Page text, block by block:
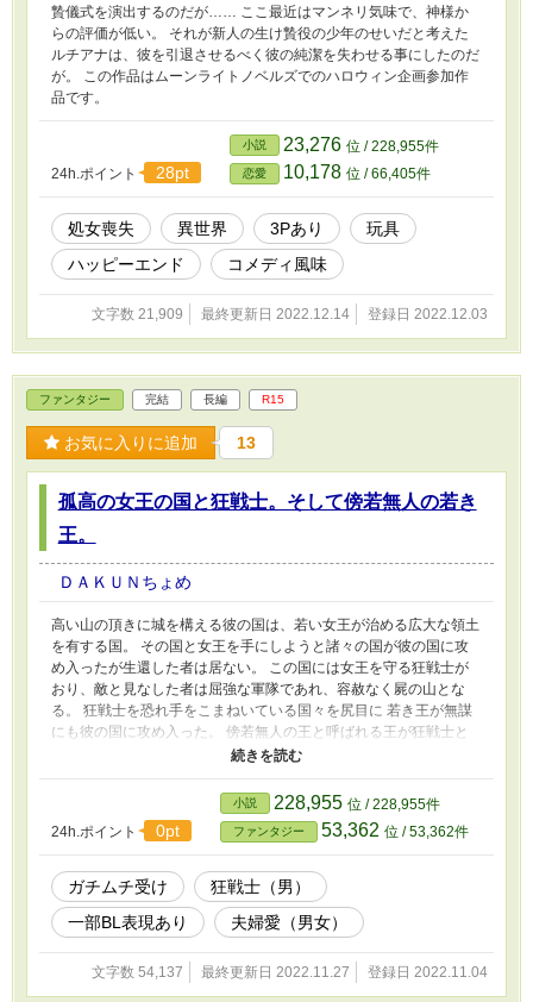
贄儀式を演出するのだが…… ここ最近はマンネリ気味で、神様か
らの評価が低い。 それが新人の生け贄役の少年のせいだと考えた
ルチアナは、彼を引退させるべく彼の純潔を失わせる事にしたのだ
が。 この作品はムーンライトノベルズでのハロウィン企画参加作
品です。
24h.ポイント 28pt
小説 23,276 位 / 228,955件
恋愛 10,178 位 / 66,405件
処女喪失 異世界 3Pあり
玩具
ハッピーエンド
コメディ風味
文字数 21,909 最終更新日 2022.12.14 登録日 2022.12.03
ファンタジー 完結 長編 R15
お気に入りに追加 13
孤高の女王の国と狂戦士。そして傍若無人の若き
王。
ＤＡＫＵＮちょめ
高い山の頂きに城を構える彼の国は、若い女王が治める広大な領土
を有する国。 その国と女王を手にしようと諸々の国が彼の国に攻
め入ったが生還した者は居ない。 この国には女王を守る狂戦士が
おり、敵と見なした者は屈強な軍隊であれ、容赦なく屍の山とな
る。 狂戦士を恐れ手をこまねいている国々を尻目に 若き王が無謀
にも彼の国に攻め入った。 傍若無人の王と呼ばれる王が狂戦士と
相対した時、王を殺そうとする狂戦士の姿に死の恐怖を凌駕する感
情が芽生え…？
24h.ポイント 0pt
小説 228,955 位 / 228,955件
ファンタジー 53,362 位 / 53,362件
ガチムチ受け
狂戦士（男）
一部BL表現あり
夫婦愛（男女）
文字数 54,137 最終更新日 2022.11.27 登録日 2022.11.04